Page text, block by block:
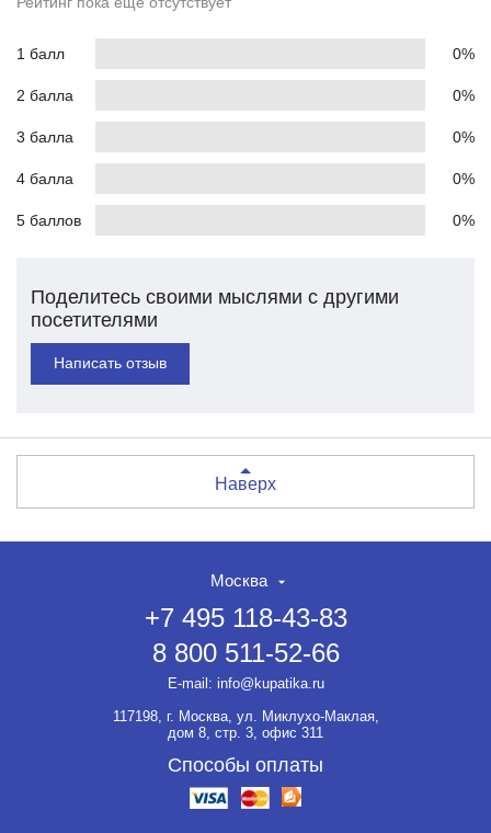
1 балл 0%
2 балла 0%
3 балла 0%
4 балла 0%
5 баллов 0%
Поделитесь своими мыслями с другими
посетителями
Написать отзыв
Наверх
Москва
+7 495 118-43-83
8 800 511-52-66
E-mail: info@kupatika.ru
117198, г. Москва, ул. Миклухо-Маклая,
дом 8, стр. 3, офис 311
Способы оплаты